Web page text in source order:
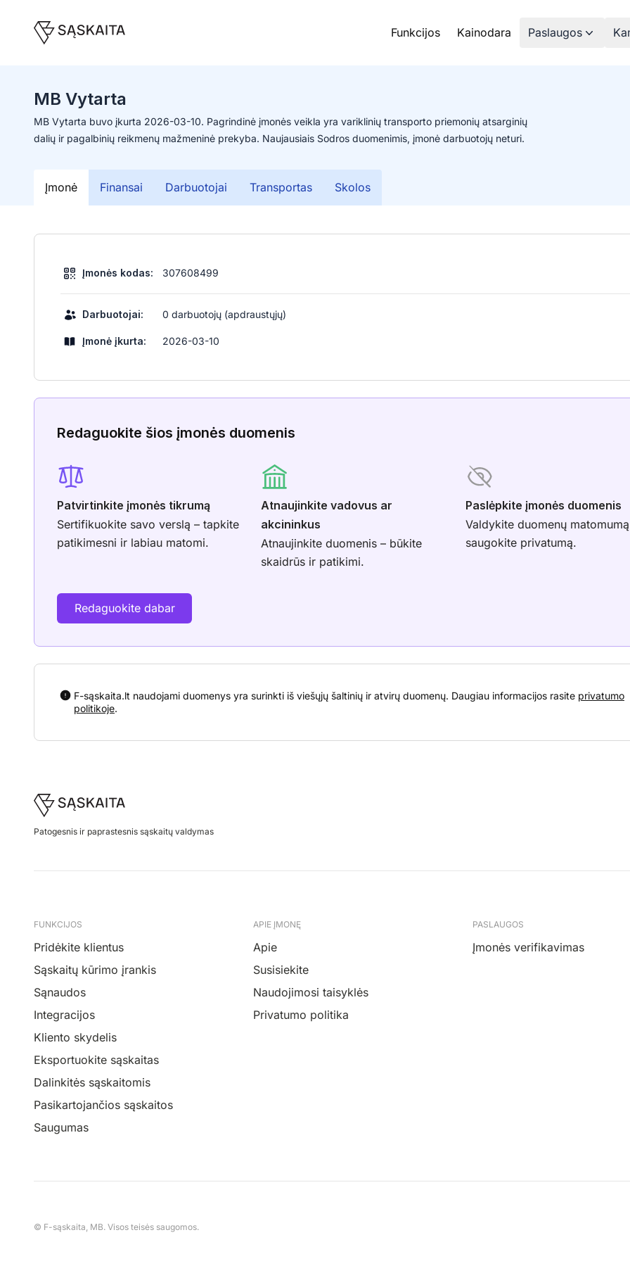
Funkcijos Kainodara Paslaugos
MB Vytarta
MB Vytarta buvo įkurta 2026-03-10. Pagrindinė įmonės veikla yra variklinių transporto priemonių atsarginių
dalių ir pagalbinių reikmenų mažmeninė prekyba. Naujausiais Sodros duomenimis, įmonė darbuotojų neturi.
Įmonė Finansai Darbuotojai Transportas Skolos
Įmonės kodas: 307608499
Darbuotojai: 0 darbuotojų (apdraustųjų)
Įmonė įkurta: 2026-03-10
Redaguokite šios įmonės duomenis
Patvirtinkite įmonės tikrumą
Sertifikuokite savo verslą – tapkite
patikimesni ir labiau matomi.
Atnaujinkite vadovus ar
akcininkus
Atnaujinkite duomenis – būkite
skaidrūs ir patikimi.
Paslėpkite įmonės duomenis
Valdykite duomenų
saugokite privatumą.
Redaguokite dabar
F-sąskaita.lt naudojami duomenys yra surinkti iš viešųjų šaltinių ir atvirų duomenų. Daugiau informacijos rasite privatumo
politikoje.
Footer
Patogesnis ir paprastesnis sąskaitų valdymas
FUNKCIJOS
Pridėkite klientus
Sąskaitų kūrimo įrankis
Sąnaudos
Integracijos
Kliento skydelis
Eksportuokite sąskaitas
Dalinkitės sąskaitomis
Pasikartojančios sąskaitos
Saugumas
APIE ĮMONĘ
Apie
Susisiekite
Naudojimosi taisyklės
Privatumo politika
PASLAUGOS
Įmonės verifikavimas
© F-sąskaita, MB. Visos teisės saugomos.